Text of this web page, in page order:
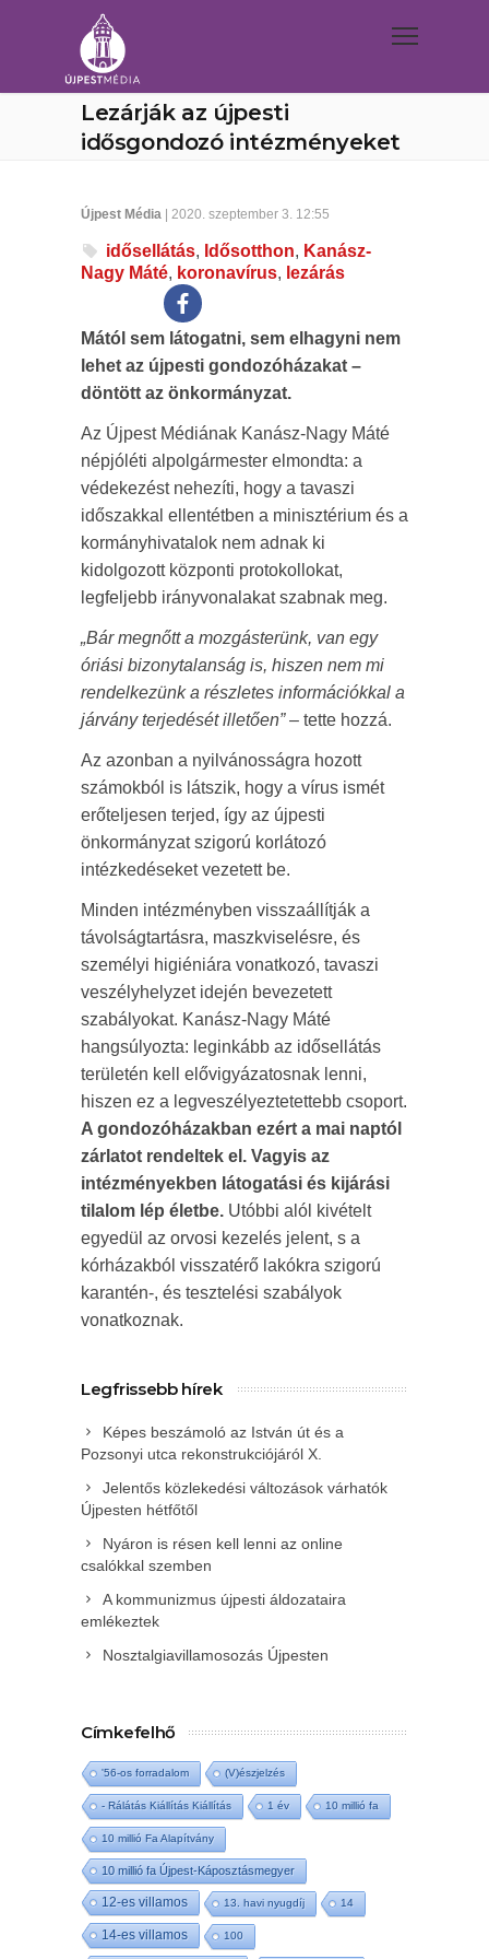
Lezárják az újpesti
idősgondozó intézményeket
Újpest Média | 2020. szeptember 3. 12:55
idősellátás, Idősotthon, Kanász-
Nagy Máté, koronavírus, lezárás
Mától sem látogatni, sem elhagyni nem
lehet az újpesti gondozóházakat –
döntött az önkormányzat.
Az Újpest Médiának Kanász-Nagy Máté
népjóléti alpolgármester elmondta: a
védekezést nehezíti, hogy a tavaszi
időszakkal ellentétben a minisztérium és a
kormányhivatalok nem adnak ki
kidolgozott központi protokollokat,
legfeljebb irányvonalakat szabnak meg.
„Bár megnőtt a mozgásterünk, van egy
óriási bizonytalanság is, hiszen nem mi
rendelkezünk a részletes információkkal a
járvány terjedését illetően”– tette hozzá.
Az azonban a nyilvánosságra hozott
számokból is látszik, hogy a vírus ismét
erőteljesen terjed, így az újpesti
önkormányzat szigorú korlátozó
intézkedéseket vezetett be.
Minden intézményben visszaállítják a
távolságtartásra, maszkviselésre, és
személyi higiéniára vonatkozó, tavaszi
veszélyhelyzet idején bevezetett
szabályokat. Kanász-Nagy Máté
hangsúlyozta: leginkább az idősellátás
területén kell elővigyázatosnak lenni,
hiszen ez a legveszélyeztetettebb csoport.
A gondozóházakban ezért a mai naptól
zárlatot rendeltek el. Vagyis az
intézményekben látogatási és kijárási
tilalom lép életbe. Utóbbi alól kivételt
egyedül az orvosi kezelés jelent, s a
kórházakból visszatérő lakókra szigorú
karantén-, és tesztelési szabályok
vonatkoznak.
Legfrissebb hírek
Képes beszámoló az István út és a
Pozsonyi utca rekonstrukciójáról X.
Jelentős közlekedési változások várhatók
Újpesten hétfőtől
Nyáron is résen kell lenni az online
csalókkal szemben
A kommunizmus újpesti áldozataira
emlékeztek
Nosztalgiavillamosozás Újpesten
Címkefelhő
'56-os forradalom (V)észjelzés
- Rálátás Kiállítás Kiállítás 1 év 10 millió fa
10 millió Fa Alapítvány
10 millió fa Újpest-Káposztásmegyer
12-es villamos 13. havi nyugdíj 14
14-es villamos 100